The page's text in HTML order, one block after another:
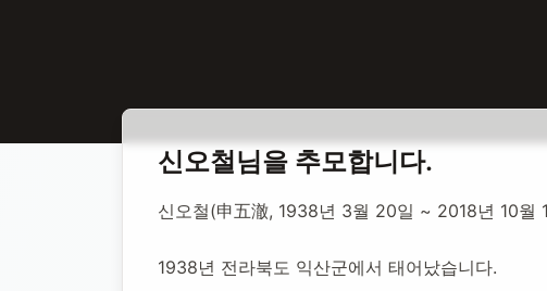
신오철 정치인
신오철 정치인
1938년 3월 20일-2018년 10월 11일 (향년 80세)추모소 개설:
신오철님을 추모합니다.
신오철(申五澈, 1938년 3월 20일 ~ 2018년 10월
1938년 전라북도 익산군에서 태어났습니다.